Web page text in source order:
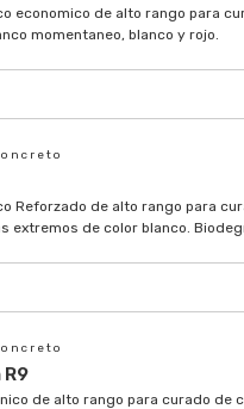
economico de alto rango para
momentaneo, blanco y rojo.
Reforzado de alto rango para
extremos de color blanco.
R9
de alto rango para curado de